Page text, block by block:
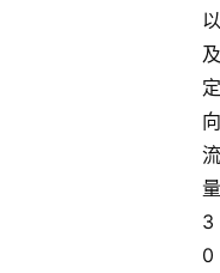
以
及
定
向
流
量
3
0